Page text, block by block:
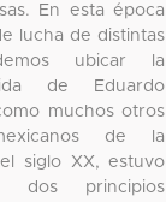
En esta época
lucha de distintas
ubicar la
de Eduardo
muchos otros
de la
siglo XX, estuvo
dos principios